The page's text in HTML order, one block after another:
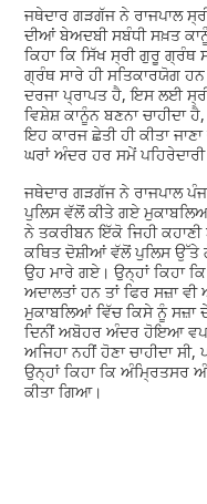
ਜਥੇਦਾਰ ਗੜਗੱਜ ਨੇ ਰਾਜਪਾਲ
ਦੀਆਂ ਬੇਅਦਬੀ ਸਬੰਧੀ ਸਖ਼ਤ
ਕਿਹਾ ਕਿ ਸਿੱਖ ਸ੍ਰੀ ਗੁਰੂ
ਗ੍ਰੰਥ ਸਾਰੇ ਹੀ ਸਤਿਕਾਰਯੋਗ
ਦਰਜਾ ਪ੍ਰਾਪਤ ਹੈ, ਇਸ ਲਈ
ਵਿਸ਼ੇਸ਼ ਕਾਨੂੰਨ ਬਣਨਾ ਚਾਹੀਦਾ
ਇਹ ਕਾਰਜ ਛੇਤੀ ਹੀ ਕੀਤਾ
ਘਰਾਂ ਅੰਦਰ ਹਰ ਸਮੇਂ ਪਹਿਰੇਦਾਰੀ
ਜਥੇਦਾਰ ਗੜਗੱਜ ਨੇ ਰਾਜਪਾਲ
ਪੁਲਿਸ ਵੱਲੋਂ ਕੀਤੇ ਗਏ
ਨੇ ਤਕਰੀਬਨ ਇੱਕੋ ਜਿਹੀ
ਕਥਿਤ ਦੋਸ਼ੀਆਂ ਵੱਲੋਂ ਪੁਲਿਸ ਉੱਤੇ
ਉਹ ਮਾਰੇ ਗਏ। ਉਨ੍ਹਾਂ ਕਿਹਾ
ਅਦਾਲਤਾਂ ਹਨ ਤਾਂ ਫਿਰ ਸਜ਼ਾ
ਮੁਕਾਬਲਿਆਂ ਵਿੱਚ ਕਿਸੇ ਨੂੰ ਸਜ਼ਾ
ਦਿਨੀਂ ਅਬੋਹਰ ਅੰਦਰ ਹੋਇਆ
ਅਜਿਹਾ ਨਹੀਂ ਹੋਣਾ ਚਾਹੀਦਾ
ਉਨ੍ਹਾਂ ਕਿਹਾ ਕਿ ਅੰਮ੍ਰਿਤਸਰ
ਕੀਤਾ ਗਿਆ।